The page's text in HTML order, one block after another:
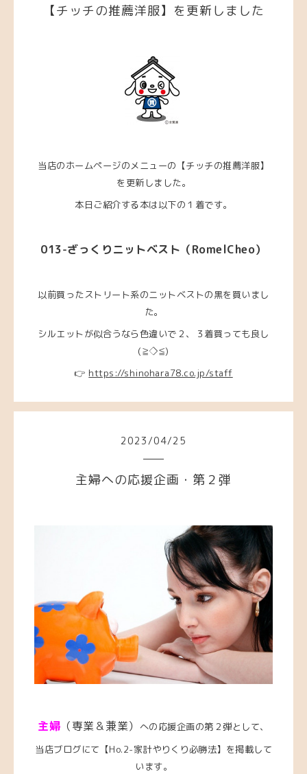
【チッチの推薦洋服】を更新しました
当店のホームページのメニューの【チッチの推薦洋服】
を更新しました。
本日ご紹介する本は以下の１着です。
013-ざっくりニットベスト （RomelCheo）
以前買ったストリート系のニットベストの黒を買いまし
た。
シルエットが似合うなら色違いで２、３着買っても良し
(≧◇≦)
👉 https://shinohara78.co.jp/staff
2023 /04/25
主婦への応援企画・第２弾
主婦 （専業＆兼業）
への応援企画の第２弾として、
当店ブログにて【Ho.2-家計やりくり必勝法】を掲載して
います。